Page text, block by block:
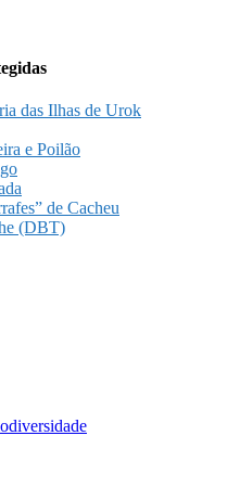
das Ilhas de Urok
e Poilão
de Cacheu
(DBT)